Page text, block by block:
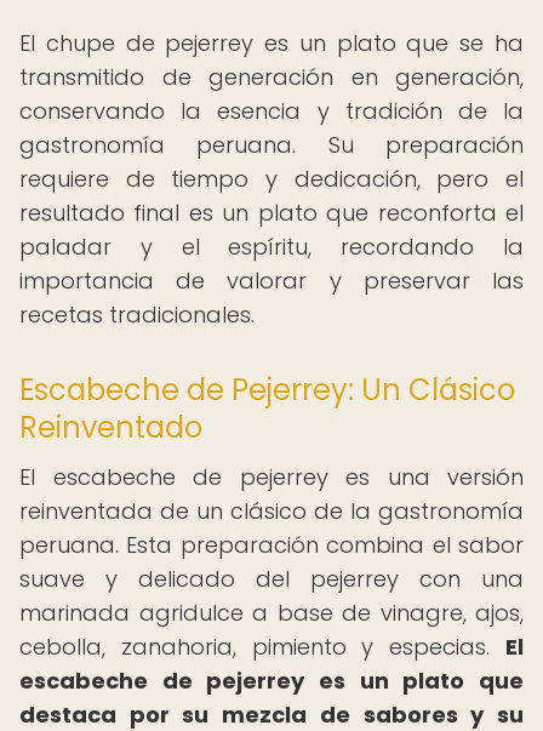
El chupe de pejerrey es un plato que se ha
transmitido de generación en generación,
conservando la esencia y tradición de la
gastronomía peruana. Su preparación
requiere de tiempo y dedicación, pero el
resultado final es un plato que reconforta el
paladar y el espíritu, recordando la
importancia de valorar y preservar las
recetas tradicionales.
Escabeche de Pejerrey: Un Clásico
Reinventado
El escabeche de pejerrey es una versión
reinventada de un clásico de la gastronomía
peruana. Esta preparación combina el sabor
suave y delicado del pejerrey con una
marinada agridulce a base de vinagre, ajos,
cebolla, zanahoria, pimiento y especias. El
escabeche de pejerrey es un plato que
destaca por su mezcla de sabores y su